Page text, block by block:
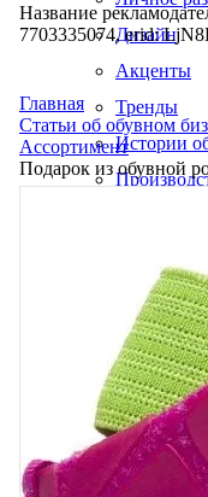
Дизайн
Акценты
Тренды
Истории
Название
7703335074, erid:
Главная
Статьи об обувном
Ассортимент
Подарок из обувной